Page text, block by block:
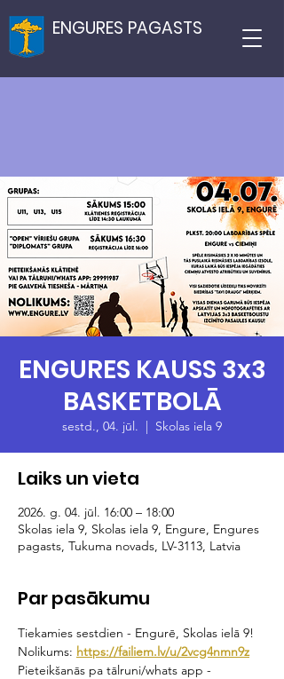
ENGURES PAGASTS
ENGURES KAUSS 3x3
BASKETBOLĀ
sestd., 04. jūl.
  |
Skolas iela 9
Laiks un vieta
2026. g. 04. jūl. 16:00 – 18:00
Skolas iela 9, Skolas iela 9, Engure, Engures
pagasts, Tukuma novads, LV-3113, Latvia
Par pasākumu
Tiekamies sestdien - Engurē, Skolas ielā 9!
Nolikums: https://failiem.lv/u/2vcg4nmn9z
Pieteikšanās pa tālruni/whats app -